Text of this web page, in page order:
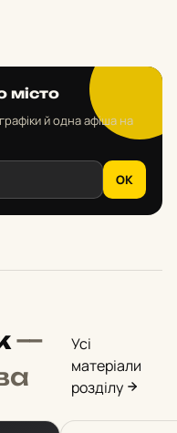
місто
й одна афіша на
OK
—
Усі
матеріали
розділу